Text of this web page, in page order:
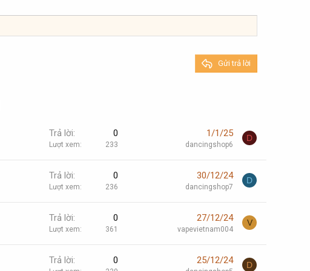
Gửi trả lời
Trả lời 0
Lượt xem 233
1/1/25
dancingshop6
D
Trả lời 0
Lượt xem 236
30/12/24
dancingshop7
D
Trả lời 0
Lượt xem 361
27/12/24
vapevietnam004
V
Trả lời 0 25/12/24 D